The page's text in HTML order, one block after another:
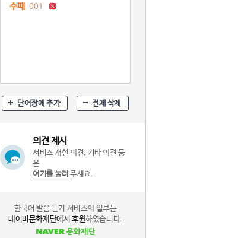
수패 001
단어장에 추가 전체 삭제
의견 제시
서비스 개선 의견, 기타 의견 등
은
여기를 눌러 주세요.
한국어 발음 듣기 서비스의 일부는
네이버문화재단에서 후원하였습니다.